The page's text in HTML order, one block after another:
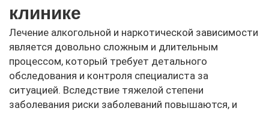
клинике
Лечение алкогольной и наркотической зависимости
является довольно сложным и длительным
процессом, который требует детального
обследования и контроля специалиста за
ситуацией. Вследствие тяжелой степени
заболевания риски заболеваний повышаются, и